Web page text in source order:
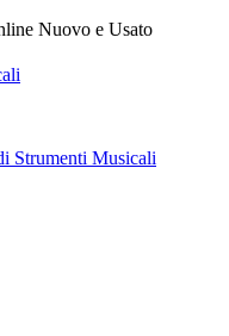
Nuovo e Usato